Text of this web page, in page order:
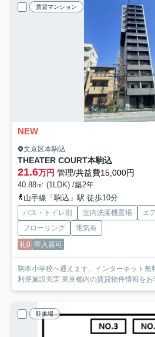
賃貸マンション
NEW
文京区本駒込
THEATER COURT本駒込
21.6万円 管理/共益費15,000円
40.88㎡ (1LDK) /築2年
山手線「駒込」駅 徒歩10分
バス・トイレ別 室内洗濯機置場 エ
フローリング
電気有
礼0 即入居可
駒本小学校へ通えます。インターネット
利便施設充実 東京都内の賃貸物件情報を
駐車場